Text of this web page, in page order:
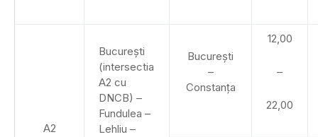
A2
Bucureşti
(intersectia
A2 cu
DNCB) –
Fundulea –
Lehliu –
București
–
Constanța
12,00
–
22,00